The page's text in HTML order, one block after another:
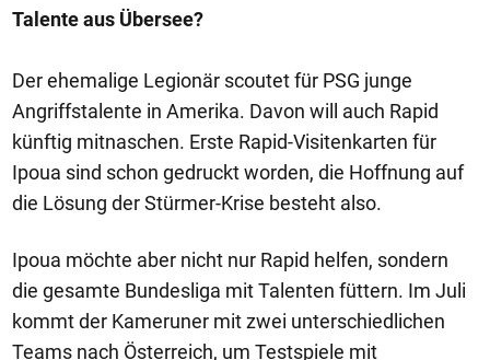
Talente aus Übersee?
Der ehemalige Legionär scoutet für PSG junge
Angriffstalente in Amerika. Davon will auch Rapid
künftig mitnaschen. Erste Rapid-Visitenkarten für
Ipoua sind schon gedruckt worden, die Hoffnung auf
die Lösung der Stürmer-Krise besteht also.
Ipoua möchte aber nicht nur Rapid helfen, sondern
die gesamte Bundesliga mit Talenten füttern. Im Juli
kommt der Kameruner mit zwei unterschiedlichen
Teams nach Österreich, um Testspiele mit